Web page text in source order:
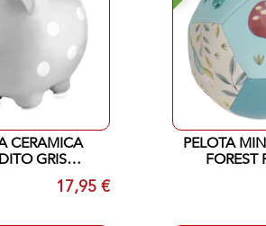
CERAMICA
GRIS
17,95 €
PELOTA
FOREST